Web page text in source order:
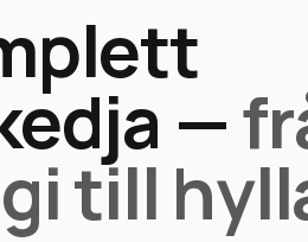
—
till